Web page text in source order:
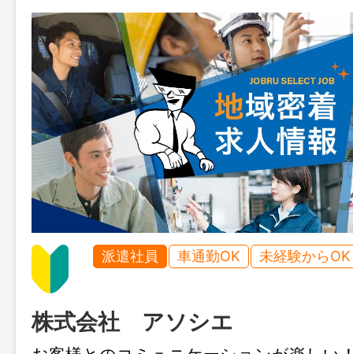
派遣社員 車通勤OK 未経験からOK
株式会社 アソシエ